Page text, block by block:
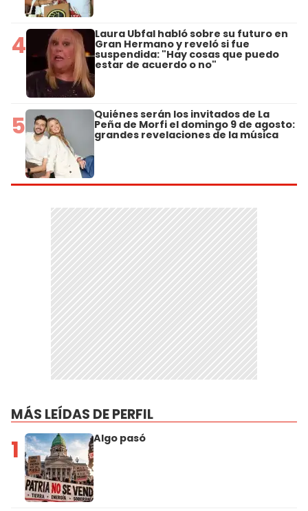
4 Laura Ubfal habló sobre su futuro en
Gran Hermano y reveló si fue
suspendida: "Hay cosas que puedo
estar de acuerdo o no"
5 Quiénes serán los invitados de La
Peña de Morfi el domingo 9 de agosto:
grandes revelaciones de la música
MÁS LEÍDAS DE PERFIL
1 Algo pasó